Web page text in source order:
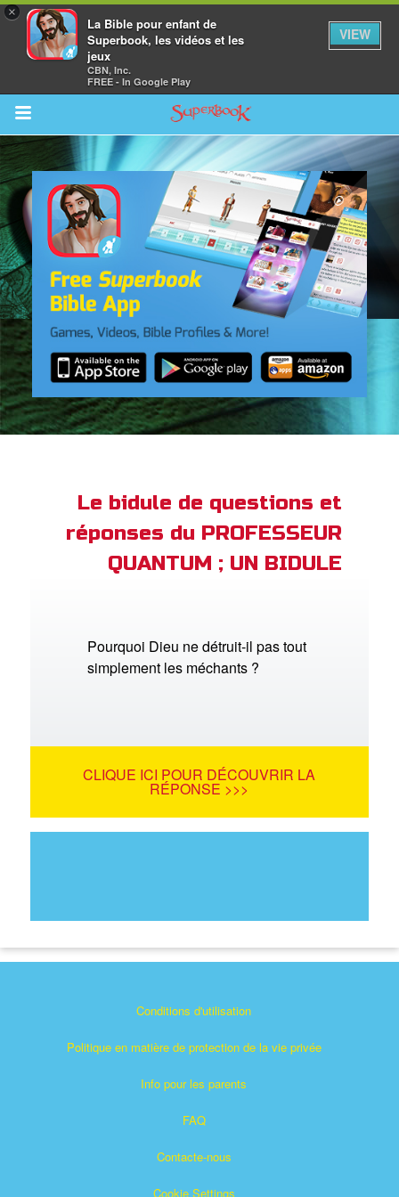
×
La Bible pour enfant de
Superbook, les vidéos et les
jeux
CBN, Inc.
FREE - In Google Play
VIEW
Return to Content
Le bidule de questions et
réponses du PROFESSEUR
QUANTUM ; UN BIDULE
Pourquoi Dieu ne détruit-il pas tout
simplement les méchants ?
CLIQUE ICI POUR DÉCOUVRIR LA
RÉPONSE >>>
Conditions d'utilisation
Politique en matière de protection de la vie privée
Info pour les parents
FAQ
Contacte-nous
Cookie Settings